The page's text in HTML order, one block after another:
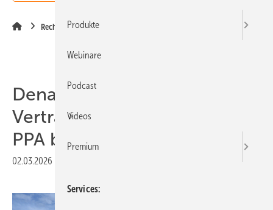
Recht
Dena stellt standardisiertes
Vertragsmuster für virtuelle
PPA bereit
02.03.2026
Produkte
Webinare
Podcast
Videos
Premium
Services